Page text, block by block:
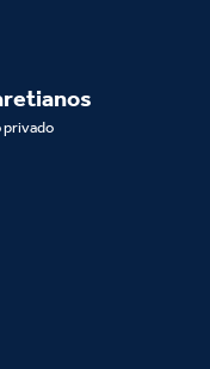
privado